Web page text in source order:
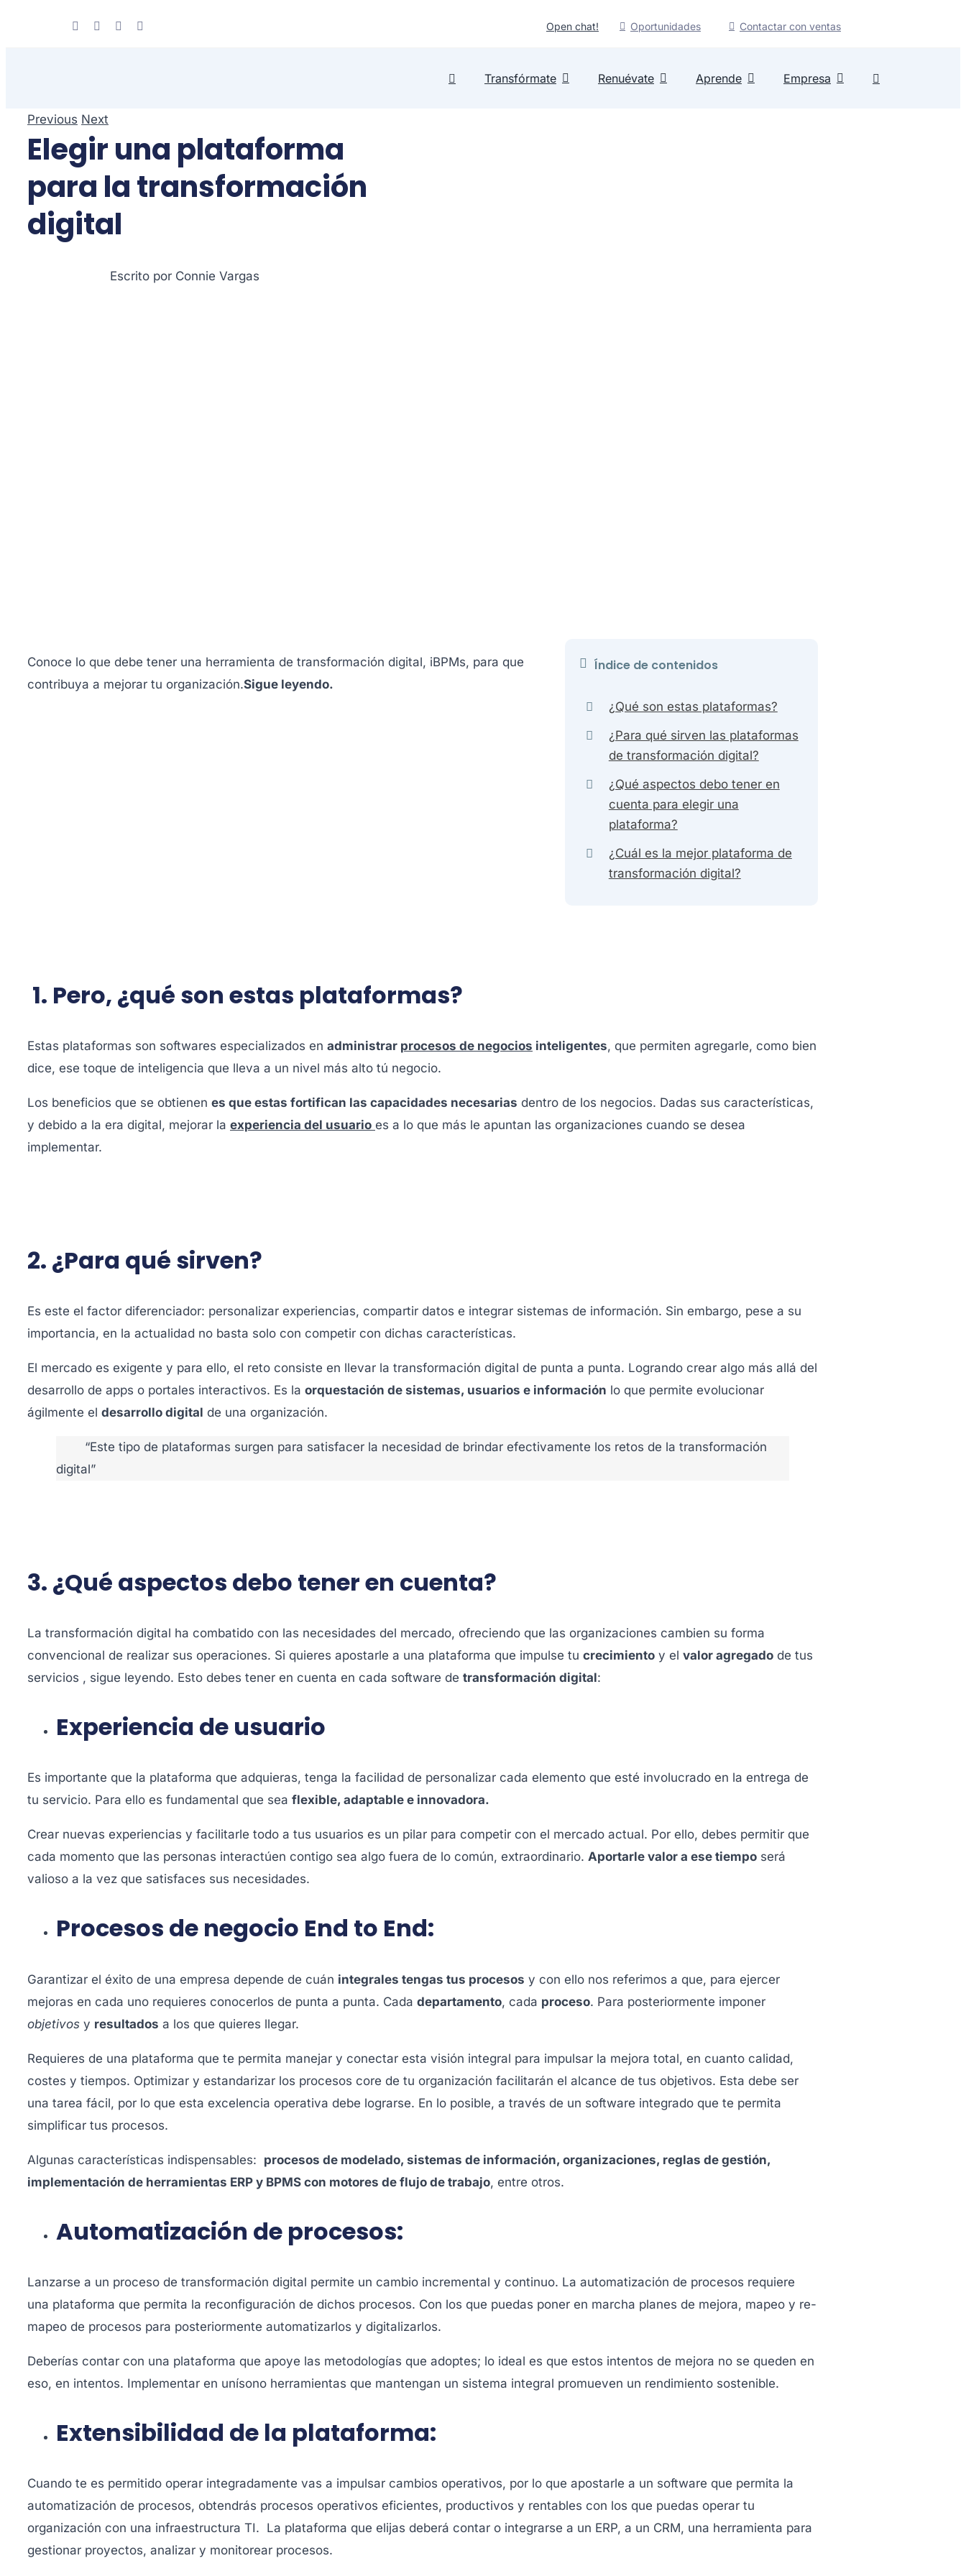
Open chat! Oportunidades Contactar con ventas
Transfórmate Renuévate Aprende Empresa
Previous Next
Elegir una plataforma
para la transformación
digital
Escrito por Connie Vargas
Conoce lo que debe tener una herramienta de transformación digital, iBPMs, para que
contribuya a mejorar tu organización.Sigue leyendo.
Índice de contenidos
¿Qué son estas plataformas?
¿Para qué sirven las plataformas
de transformación digital?
¿Qué aspectos debo tener en
cuenta para elegir una
plataforma?
¿Cuál es la mejor plataforma de
transformación digital?
1. Pero, ¿qué son estas plataformas?
Estas plataformas son softwares especializados en administrar procesos de negocios inteligentes, que permiten agregarle, como bien
dice, ese toque de inteligencia que lleva a un nivel más alto tú negocio.
Los beneficios que se obtienen es que estas fortifican las capacidades necesarias dentro de los negocios. Dadas sus características,
y debido a la era digital, mejorar la experiencia del usuario es a lo que más le apuntan las organizaciones cuando se desea
implementar.
2. ¿Para qué sirven?
Es este el factor diferenciador: personalizar experiencias, compartir datos e integrar sistemas de información. Sin embargo, pese a su
importancia, en la actualidad no basta solo con competir con dichas características.
El mercado es exigente y para ello, el reto consiste en llevar la transformación digital de punta a punta. Logrando crear algo más allá del
desarrollo de apps o portales interactivos. Es la orquestación de sistemas, usuarios e información lo que permite evolucionar
ágilmente el desarrollo digital de una organización.
“Este tipo de plataformas surgen para satisfacer la necesidad de brindar efectivamente los retos de la transformación
digital”
3. ¿Qué aspectos debo tener en cuenta?
La transformación digital ha combatido con las necesidades del mercado, ofreciendo que las organizaciones cambien su forma
convencional de realizar sus operaciones. Si quieres apostarle a una plataforma que impulse tu crecimiento y el valor agregado de tus
servicios , sigue leyendo. Esto debes tener en cuenta en cada software de transformación digital:
Experiencia de usuario
Es importante que la plataforma que adquieras, tenga la facilidad de personalizar cada elemento que esté involucrado en la entrega de
tu servicio. Para ello es fundamental que sea flexible, adaptable e innovadora.
Crear nuevas experiencias y facilitarle todo a tus usuarios es un pilar para competir con el mercado actual. Por ello, debes permitir que
cada momento que las personas interactúen contigo sea algo fuera de lo común, extraordinario. Aportarle valor a ese tiempo será
valioso a la vez que satisfaces sus necesidades.
Procesos de negocio End to End:
Garantizar el éxito de una empresa depende de cuán integrales tengas tus procesos y con ello nos referimos a que, para ejercer
mejoras en cada uno requieres conocerlos de punta a punta. Cada departamento, cada proceso. Para posteriormente imponer
objetivos y resultados a los que quieres llegar.
Requieres de una plataforma que te permita manejar y conectar esta visión integral para impulsar la mejora total, en cuanto calidad,
costes y tiempos. Optimizar y estandarizar los procesos core de tu organización facilitarán el alcance de tus objetivos. Esta debe ser
una tarea fácil, por lo que esta excelencia operativa debe lograrse. En lo posible, a través de un software integrado que te permita
simplificar tus procesos.
Algunas características indispensables: procesos de modelado, sistemas de información, organizaciones, reglas de gestión,
implementación de herramientas ERP y BPMS con motores de flujo de trabajo, entre otros.
Automatización de procesos:
Lanzarse a un proceso de transformación digital permite un cambio incremental y continuo. La automatización de procesos requiere
una plataforma que permita la reconfiguración de dichos procesos. Con los que puedas poner en marcha planes de mejora, mapeo y re-
mapeo de procesos para posteriormente automatizarlos y digitalizarlos.
Deberías contar con una plataforma que apoye las metodologías que adoptes; lo ideal es que estos intentos de mejora no se queden en
eso, en intentos. Implementar en unísono herramientas que mantengan un sistema integral promueven un rendimiento sostenible.
Extensibilidad de la plataforma:
Cuando te es permitido operar integradamente vas a impulsar cambios operativos, por lo que apostarle a un software que permita la
automatización de procesos, obtendrás procesos operativos eficientes, productivos y rentables con los que puedas operar tu
organización con una infraestructura TI. La plataforma que elijas deberá contar o integrarse a un ERP, a un CRM, una herramienta para
gestionar proyectos, analizar y monitorear procesos.